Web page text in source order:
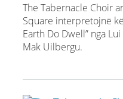
The Tabernacle Choir
Square interpretojnë
Earth Do Dwell” nga
Mak Uilbergu.